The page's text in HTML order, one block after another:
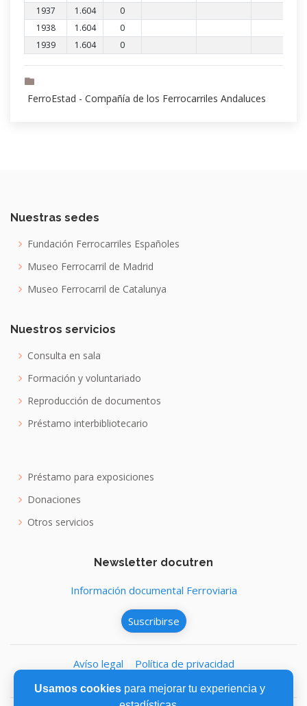
Usamos cookiespara mejorar tu experiencia y
1937
1.604
0
1938
1.604
0
1939
1.604 0
FerroEstad - Compañía de los Ferrocarriles Andaluces
Nuestras sedes
Fundación Ferrocarriles Españoles
Museo Ferrocarril de Madrid
Museo Ferrocarril de Catalunya
Nuestros servicios
Consulta en sala
Formación y voluntariado
Reproducción de documentos
Préstamo interbibliotecario
Préstamo para exposiciones
Donaciones
Otros servicios
Newsletter docutren
Información documental Ferroviaria
Suscribirse
Avíso legal
Política de privacidad